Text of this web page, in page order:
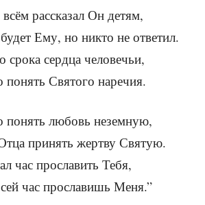
рассказал Он детям,
Ему, но никто не ответил.
срока сердца человечьи,
понять Святого наречия.
понять любовь неземную,
принять жертву Святую.
час прославить Тебя,
час прославишь Меня.”